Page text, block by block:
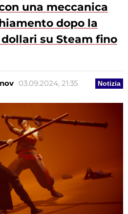
una meccanica
dopo la
su Steam fino
Notizia
03.09.2024, 21:35